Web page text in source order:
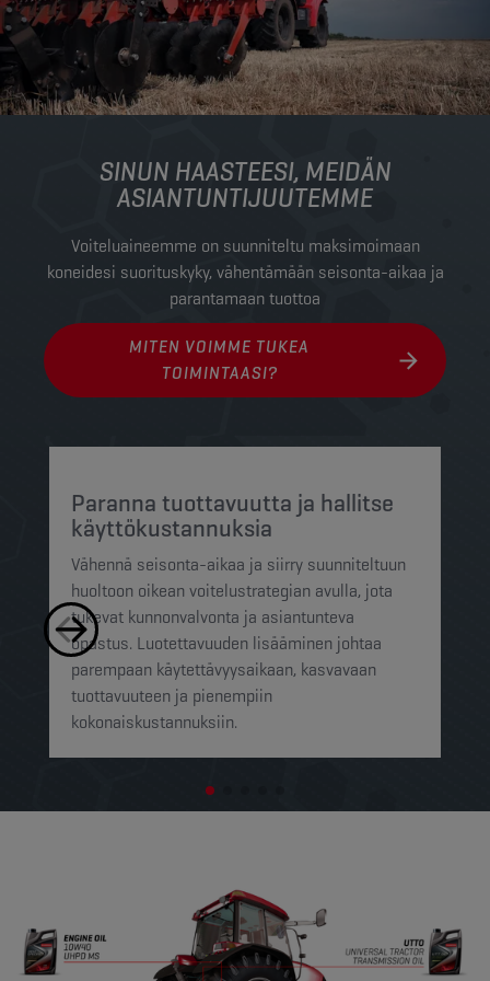
SINUN HAASTEESI, MEIDÄN
ASIANTUNTIJUUTEMME
Voiteluaineemme on suunniteltu maksimoimaan
koneidesi suorituskyky, vähentämään seisonta-aikaa ja
parantamaan tuottoa
MITEN VOIMME TUKEA
TOIMINTAASI?
Paranna tuottavuutta ja hallitse
käyttökustannuksia
Vähennä seisonta-aikaa ja siirry suunniteltuun
huoltoon oikean voitelustrategian avulla, jota
tukevat kunnonvalvonta ja asiantunteva
opastus. Luotettavuuden lisääminen johtaa
parempaan käytettävyysaikaan, kasvavaan
tuottavuuteen ja pienempiin
kokonaiskustannuksiin.